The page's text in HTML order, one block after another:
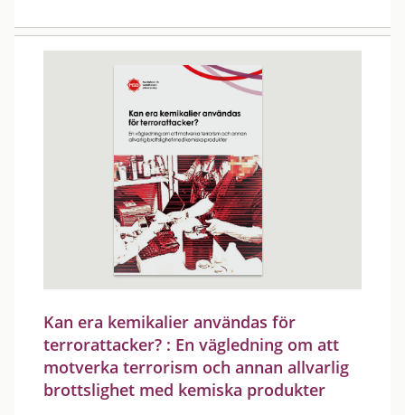
Kan era kemikalier användas för
terrorattacker? : En vägledning om att
motverka terrorism och annan allvarlig
brottslighet med kemiska produkter